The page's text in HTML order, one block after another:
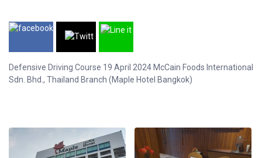
Defensive Driving Course 19 April 2024 McCain Foods International
Sdn. Bhd., Thailand Branch (Maple Hotel Bangkok)